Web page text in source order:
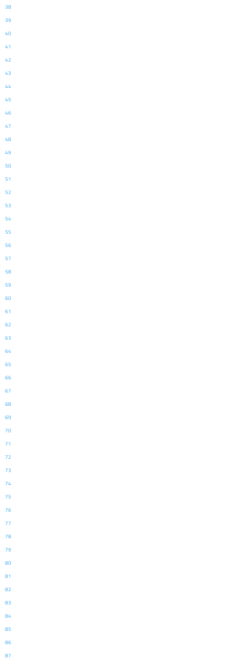
38
39
40
41
42
43
44
45
46
47
48
49
50
51
52
53
54
55
56
57
58
59
60
61
62
63
64
65
66
67
68
69
70
71
72
73
74
75
76
77
78
79
80
81
82
83
84
85
86
87